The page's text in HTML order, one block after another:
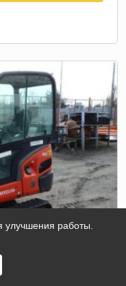
улучшения работы.